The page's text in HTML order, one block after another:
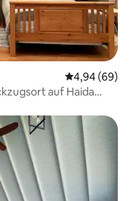
4,94 (69)
auf Haida